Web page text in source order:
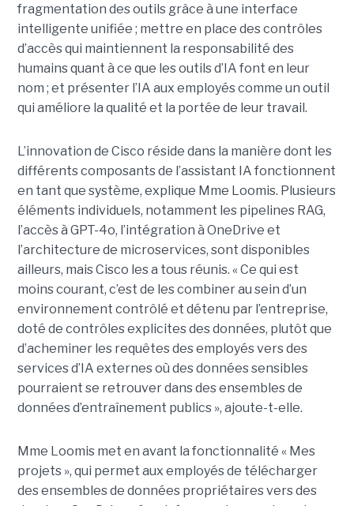
fragmentation des outils grâce à une interface
intelligente unifiée ; mettre en place des contrôles
d’accès qui maintiennent la responsabilité des
humains quant à ce que les outils d’IA font en leur
nom ; et présenter l’IA aux employés comme un outil
qui améliore la qualité et la portée de leur travail.
L’innovation de Cisco réside dans la manière dont les
différents composants de l’assistant IA fonctionnent
en tant que système, explique Mme Loomis. Plusieurs
éléments individuels, notamment les pipelines RAG,
l’accès à GPT-4o, l’intégration à OneDrive et
l’architecture de microservices, sont disponibles
ailleurs, mais Cisco les a tous réunis. « Ce qui est
moins courant, c’est de les combiner au sein d’un
environnement contrôlé et détenu par l’entreprise,
doté de contrôles explicites des données, plutôt que
d’acheminer les requêtes des employés vers des
services d’IA externes où des données sensibles
pourraient se retrouver dans des ensembles de
données d’entraînement publics », ajoute-t-elle.
Mme Loomis met en avant la fonctionnalité « Mes
projets », qui permet aux employés de télécharger
des ensembles de données propriétaires vers des